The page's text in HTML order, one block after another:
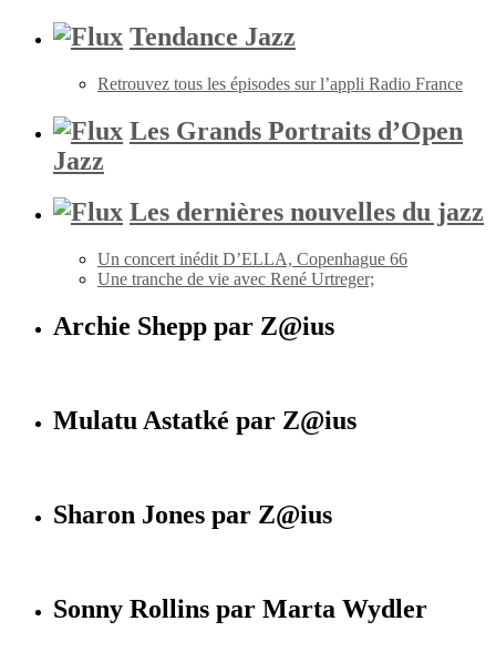
Tendance Jazz
Retrouvez tous les épisodes sur l’appli Radio France
Les Grands Portraits d’Open
Jazz
Les dernières nouvelles du jazz
Un concert inédit D’ELLA, Copenhague 66
Une tranche de vie avec René Urtreger;
Archie Shepp par Z@ius
Mulatu Astatké par Z@ius
Sharon Jones par Z@ius
Sonny Rollins par Marta Wydler